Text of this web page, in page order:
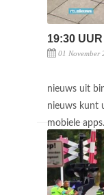
19:30 UUR
01 November
nieuws uit
nieuws kunt
mobiele apps.